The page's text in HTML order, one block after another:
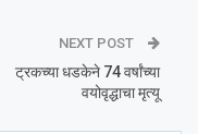
NEXT POST
ट्रकच्या धडकेने 74 वर्षांच्या
वयोवृद्धाचा मृत्यू